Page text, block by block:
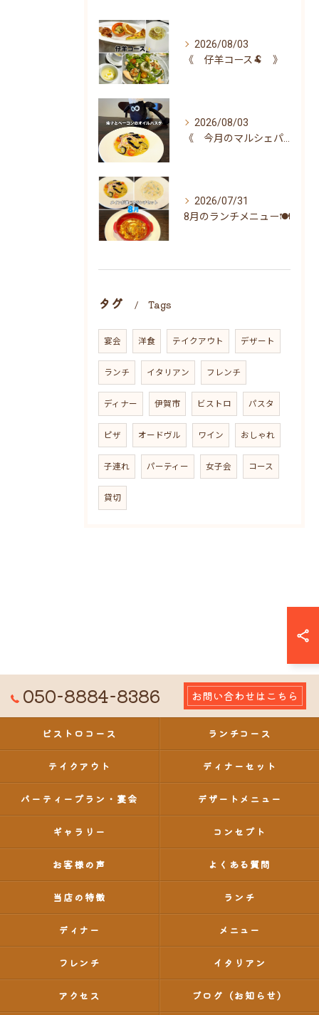
2026/08/03
《 仔羊コース🐏 》
2026/08/03
2026/07/31
8月のランチメニュー🍽
タグ Tags
宴会 洋食 テイクアウト デザート
ランチ イタリアン フレンチ
ディナー 伊賀市 ビストロ パスタ
ピザ オードヴル ワイン おしゃれ
子連れ パーティー 女子会 コース
貸切
050-8884-8386 お問い合わせはこちら
ビストロコース ランチコース
テイクアウト ディナーセット
パーティープラン・宴会 デザートメニュー
ギャラリー コンセプト
お客様の声 よくある質問
当店の特徴 ランチ
ディナー メニュー
フレンチ イタリアン
アクセス ブログ（お知らせ）